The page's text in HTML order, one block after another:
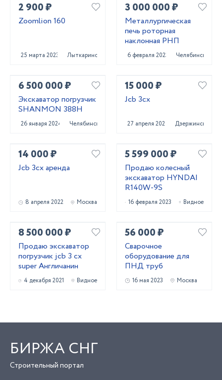
2 900 ₽
Zoomlion 160
25 марта 2023 Лыткарино
3 000 000 ₽
Металлургическая
печь роторная
наклонная РНП
6 февраля 2023 Челябинск
6 500 000 ₽
Экскаватор погрузчик
SHANMON 388H
26 января 2024 Челябинск
15 000 ₽
Jcb 3cx
27 апреля 2022 Дзержинск
14 000 ₽
Jcb 3сх аренда
8 апреля 2022 Москва
5 599 000 ₽
Продаю колесный
экскаватор HYNDAI
R140W-9S
16 февраля 2023 Видное
8 500 000 ₽
Продаю экскаватор
погрузчик jcb 3 cx
super Англичанин
4 декабря 2021 Видное
56 000 ₽
Сварочное
оборудование для
ПНД труб
16 мая 2023 Москва
БИРЖА СНГ
Строительный портал